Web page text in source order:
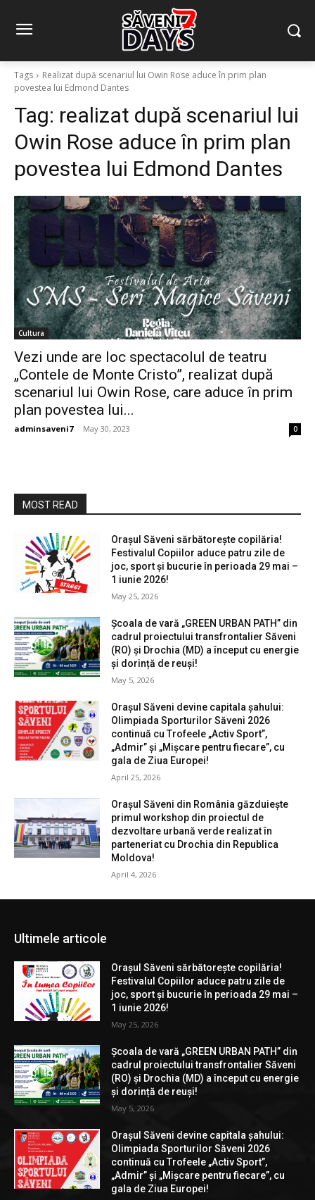
Tags
Realizat după scenariul lui Owin Rose aduce în prim plan
povestea lui Edmond Dantes
Tag: realizat după scenariul lui
Owin Rose aduce în prim plan
povestea lui Edmond Dantes
Cultura
Vezi unde are loc spectacolul de teatru
„Contele de Monte Cristo”, realizat după
scenariul lui Owin Rose, care aduce în prim
plan povestea lui...
adminsaveni7 - May 30, 2023 0
MOST READ
Orașul Săveni sărbătorește copilăria!
Festivalul Copiilor aduce patru zile de
joc, sport și bucurie în perioada 29 mai –
1 iunie 2026!
May 25, 2026
Școala de vară „GREEN URBAN PATH” din
cadrul proiectului transfrontalier Săveni
(RO) și Drochia (MD) a început cu energie
și dorință de reuși!
May 5, 2026
Orașul Săveni devine capitala șahului:
Olimpiada Sporturilor Săveni 2026
continuă cu Trofeele „Activ Sport”,
„Admir” și „Mișcare pentru fiecare”, cu
gala de Ziua Europei!
April 25, 2026
Orașul Săveni din România găzduiește
primul workshop din proiectul de
dezvoltare urbană verde realizat în
parteneriat cu Drochia din Republica
Moldova!
April 4, 2026
Ultimele articole
Orașul Săveni sărbătorește copilăria!
Festivalul Copiilor aduce patru zile de
joc, sport și bucurie în perioada 29 mai –
1 iunie 2026!
May 25, 2026
Școala de vară „GREEN URBAN PATH” din
cadrul proiectului transfrontalier Săveni
(RO) și Drochia (MD) a început cu energie
și dorință de reuși!
May 5, 2026
Orașul Săveni devine capitala șahului:
Olimpiada Sporturilor Săveni 2026
continuă cu Trofeele „Activ Sport”,
„Admir” și „Mișcare pentru fiecare”, cu
gala de Ziua Europei!